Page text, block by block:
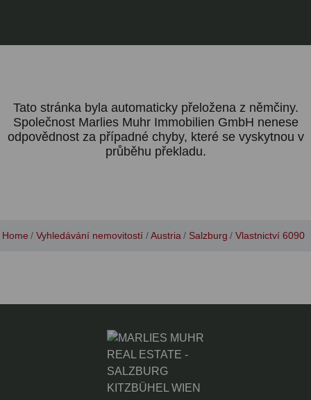
Tato stránka byla automaticky přeložena z němčiny.
Společnost Marlies Muhr Immobilien GmbH nenese
odpovědnost za případné chyby, které se vyskytnou v
průběhu překladu.
Home Vyhledávání nemovitostí Austria Salzburg Vlastnictví 6090